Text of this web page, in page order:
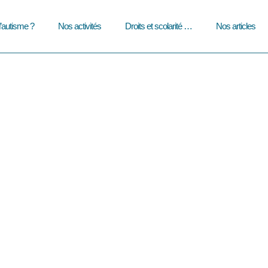
? Nos activités Droits et scolarité … Nos articles